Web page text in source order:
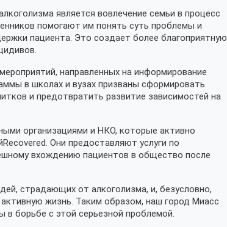
является вовлечение семьи в процесс
помогают им понять суть проблемы и
пациента. Это создает более благоприятную
направленных на информирование
в школах и вузах призваны сформировать
и предотвратить развитие зависимостей на
организациями и НКО, которые активно
Они предоставляют услуги по
вхождению пациентов в общество после
страдающих от алкоголизма, и, безусловно,
жизнь. Таким образом, наш город Миасс
борьбе с этой серьезной проблемой.